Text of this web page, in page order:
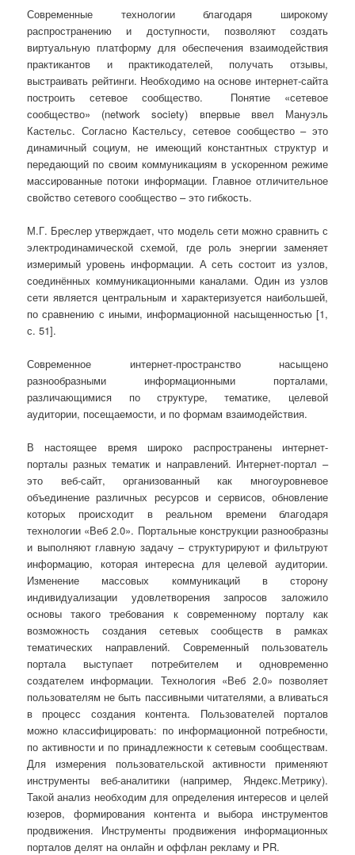
Современные технологии благодаря широкому
распространению и доступности, позволяют создать
виртуальную платформу для обеспечения взаимодействия
практикантов и практикодателей, получать отзывы,
выстраивать рейтинги. Необходимо на основе интернет-сайта
построить сетевое сообщество. Понятие «сетевое
сообщество» (network society) впервые ввел Мануэль
Кастельс. Согласно Кастельсу, сетевое сообщество – это
динамичный социум, не имеющий константных структур и
передающий по своим коммуникациям в ускоренном режиме
массированные потоки информации. Главное отличительное
свойство сетевого сообщество – это гибкость.
М.Г. Бреслер утверждает, что модель сети можно сравнить с
электродинамической схемой, где роль энергии заменяет
измеримый уровень информации. А сеть состоит из узлов,
соединённых коммуникационными каналами. Один из узлов
сети является центральным и характеризуется наибольшей,
по сравнению с иными, информационной насыщенностью [1,
с. 51].
Современное интернет-пространство насыщено
разнообразными информационными порталами,
различающимися по структуре, тематике, целевой
аудитории, посещаемости, и по формам взаимодействия.
В настоящее время широко распространены интернет-
порталы разных тематик и направлений. Интернет-портал –
это веб-сайт, организованный как многоуровневое
объединение различных ресурсов и сервисов, обновление
которых происходит в реальном времени благодаря
технологии «Веб 2.0». Портальные конструкции разнообразны
и выполняют главную задачу – структурируют и фильтруют
информацию, которая интересна для целевой аудитории.
Изменение массовых коммуникаций в сторону
индивидуализации удовлетворения запросов заложило
основы такого требования к современному порталу как
возможность создания сетевых сообществ в рамках
тематических направлений. Современный пользователь
портала выступает потребителем и одновременно
создателем информации. Технология «Веб 2.0» позволяет
пользователям не быть пассивными читателями, а вливаться
в процесс создания контента. Пользователей порталов
можно классифицировать: по информационной потребности,
по активности и по принадлежности к сетевым сообществам.
Для измерения пользовательской активности применяют
инструменты веб-аналитики (например, Яндекс.Метрику).
Такой анализ необходим для определения интересов и целей
юзеров, формирования контента и выбора инструментов
продвижения. Инструменты продвижения информационных
порталов делят на онлайн и оффлан рекламу и PR.